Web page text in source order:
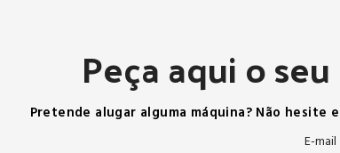
Peça aqui o
Pretende alugar alguma máquina? Não
E-mail